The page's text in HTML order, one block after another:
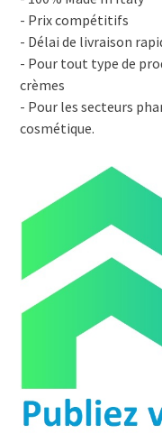
- Prix compétitifs
- Délai de livraison
- Pour tout type de
crèmes
- Pour les secteurs
cosmétique.